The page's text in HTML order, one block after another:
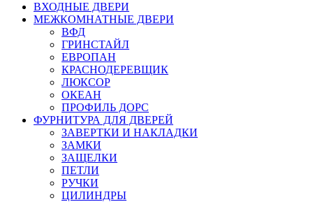
ВХОДНЫЕ ДВЕРИ
МЕЖКОМНАТНЫЕ ДВЕРИ
ВФД
ГРИНСТАЙЛ
ЕВРОПАН
КРАСНОДЕРЕВЩИК
ЛЮКСОР
ОКЕАН
ПРОФИЛЬ ДОРС
ФУРНИТУРА ДЛЯ ДВЕРЕЙ
ЗАВЕРТКИ И НАКЛАДКИ
ЗАМКИ
ЗАЩЕЛКИ
ПЕТЛИ
РУЧКИ
ЦИЛИНДРЫ